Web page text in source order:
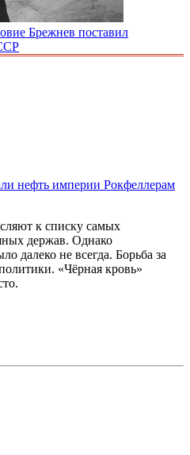
Брежнев поставил
нефть империи Рокфеллерам
к списку самых
держав. Однако
далеко не всегда. Борьба за
«Чёрная кровь»